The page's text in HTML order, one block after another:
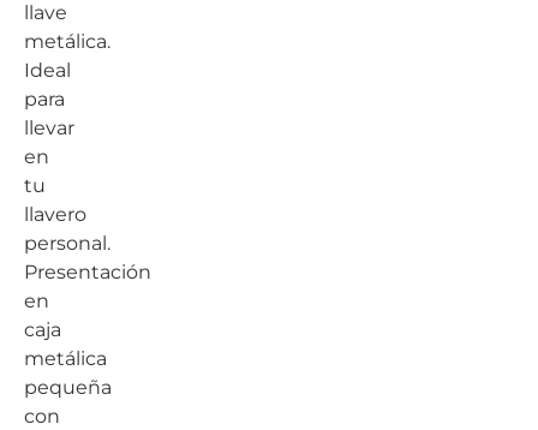
llave
metálica.
Ideal
para
llevar
en
tu
llavero
personal.
Presentación
en
caja
metálica
pequeña
con